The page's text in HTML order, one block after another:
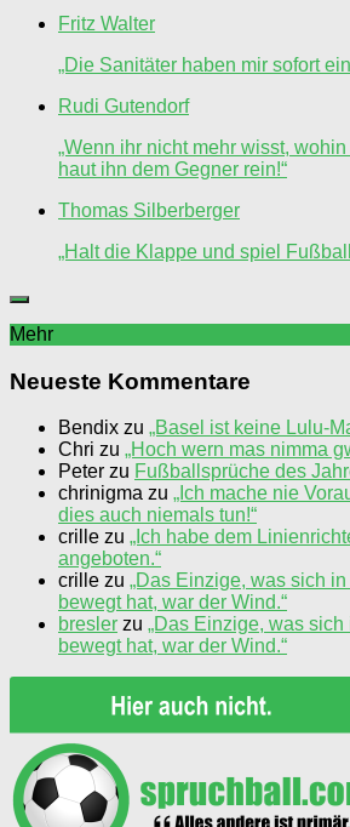
Fritz Walter
„Die Sanitäter haben mir sofort
Rudi Gutendorf
„Wenn ihr nicht mehr wisst,
haut ihn dem Gegner rein!“
Thomas Silberberger
„Halt die Klappe und spiel
Mehr
Neueste Kommentare
Bendix zu „Basel ist keine Lulu-
Chri zu „Hoch wern mas nimma
Peter zu Fußballsprüche des
chrinigma zu „Ich mache nie
dies auch niemals tun!“
crille zu „Ich habe dem
angeboten.“
crille zu „Das Einzige, was sich
bewegt hat, war der Wind.“
bresler zu „Das Einzige, was
bewegt hat, war der Wind.“